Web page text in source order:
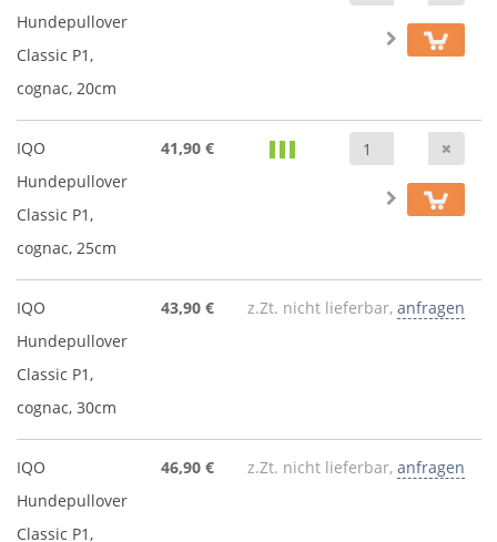
Hundepullover
Classic P1,
cognac, 20cm
IQO
Hundepullover
Classic P1,
cognac, 25cm
41,90 €
IQO
Hundepullover
Classic P1,
cognac, 30cm
43,90 € z.Zt. nicht lieferbar, anfragen
IQO
Hundepullover
Classic P1,
46,90 € z.Zt. nicht lieferbar, anfragen